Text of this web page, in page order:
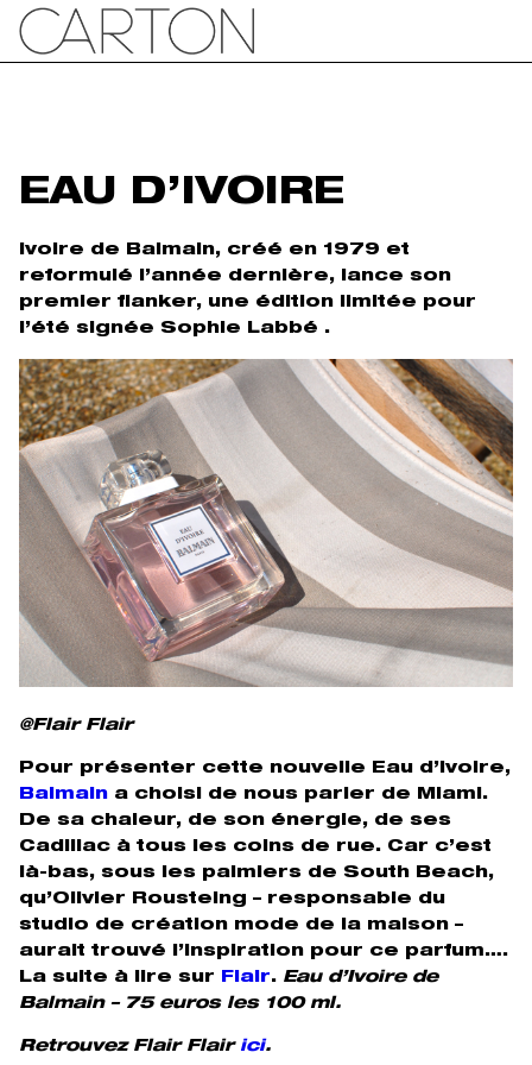
EAU D’IVOIRE
Ivoire de Balmain, créé en 1979 et
reformulé l’année dernière, lance son
premier flanker, une édition limitée pour
l’été signée Sophie Labbé .
@Flair Flair
Pour présenter cette nouvelle Eau d’Ivoire,
Balmain a choisi de nous parler de Miami.
De sa chaleur, de son énergie, de ses
Cadillac à tous les coins de rue. Car c’est
là-bas, sous les palmiers de South Beach,
qu’Olivier Rousteing – responsable du
studio de création mode de la maison –
aurait trouvé l’inspiration pour ce parfum….
La suite à lire sur
Flair. Eau d’Ivoire de
Balmain – 75 euros les 100 ml.
Retrouvez Flair Flair ici.